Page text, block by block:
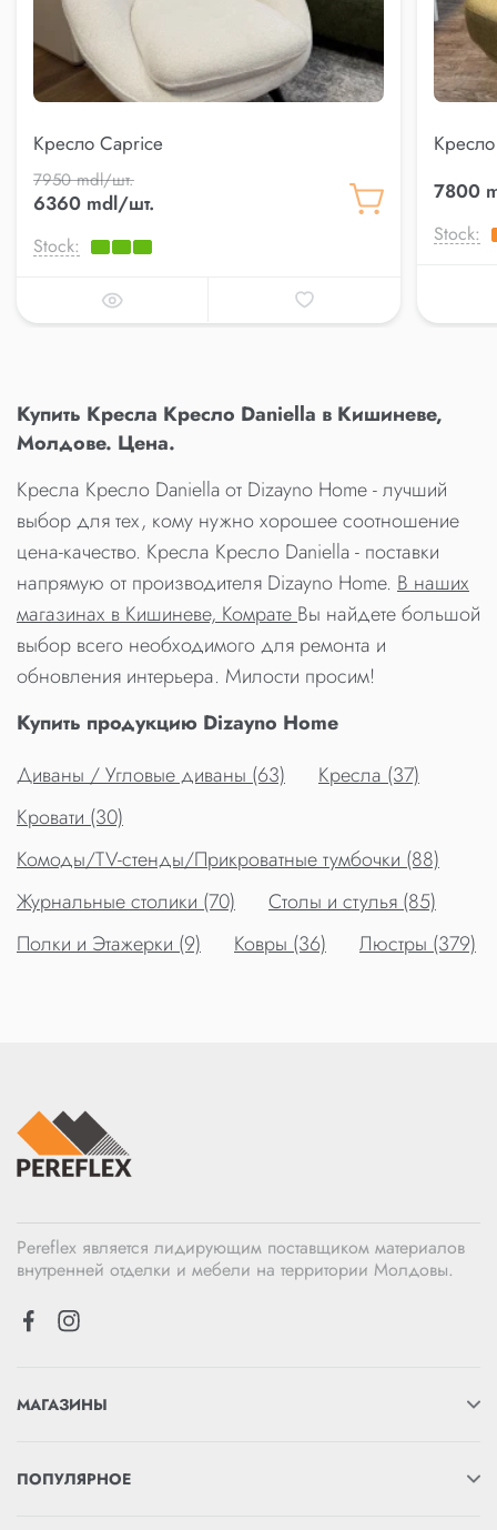
Кресло Caprice
7950 mdl/шт.
6360 mdl/шт.
Stock:
7800
Stock:
Купить Кресла Кресло Daniella в Кишиневе,
Молдове. Цена.
Кресла Кресло Daniella от Dizayno Home - лучший
выбор для тех, кому нужно хорошее соотношение
цена-качество. Кресла Кресло Daniella - поставки
напрямую от производителя Dizayno Home. В наших
магазинах в Кишиневе, КомратеВы найдете большой
выбор всего необходимого для ремонта и
обновления интерьера. Милости просим!
Купить продукцию Dizayno Home
Диваны / Угловые диваны (63)
Кресла (37)
Кровати (30)
Комоды/TV-стенды/Прикроватные тумбочки (88)
Журнальные столики (70)
Столы и стулья (85)
Полки и Этажерки (9)
Ковры (36) Люстры (379)
Pereflex является лидирующим поставщиком материалов
внутренней отделки и мебели на территории Молдовы.
МАГАЗИНЫ
ПОПУЛЯРНОЕ